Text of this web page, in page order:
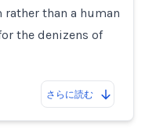
than a human
the denizens of
さらに読む